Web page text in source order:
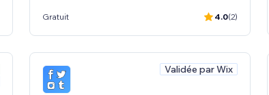
Gratuit 4.0(2)
Validée par Wix